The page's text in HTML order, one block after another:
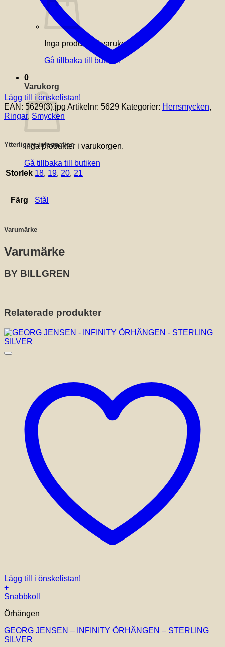
Inga produkter i varukorgen.
Gå tillbaka till butiken
0
Varukorg
Inga produkter i varukorgen.
Gå tillbaka till butiken
Lägg till i önskelistan!
EAN: 5629(3).jpg Artikelnr: 5629 Kategorier: Herrsmycken,
Ringar, Smycken
Ytterligare information
Storlek 18, 19, 20, 21
Färg Stål
Varumärke
Varumärke
BY BILLGREN
Relaterade produkter
Lägg till i önskelistan!
+
Snabbkoll
Örhängen
GEORG JENSEN – INFINITY ÖRHÄNGEN – STERLING
SILVER